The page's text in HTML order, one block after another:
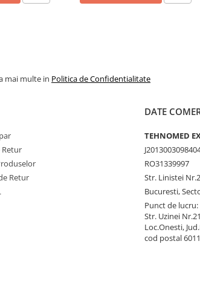
mai multe in Politica de Confidentialitate
Retur
Retur
DATE
TEHNOMED
RO31339997
Str. Linistei
Bucuresti,
Punct de lucru:
Str. Uzinei
Loc.Onesti,
cod postal